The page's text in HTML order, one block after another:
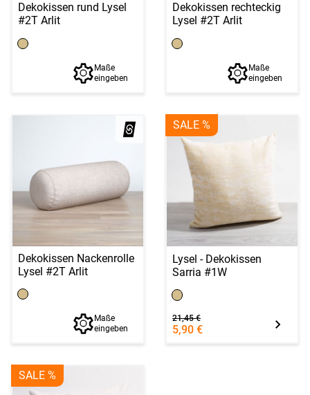
Dekokissen rund Lysel
#2T Arlit
Maße
eingeben
Dekokissen rechteckig
Lysel #2T Arlit
Maße
eingeben
Dekokissen Nackenrolle
Lysel #2T Arlit
Maße
eingeben
SALE %
Lysel - Dekokissen
Sarria #1W
21,45 €
5,90 €
SALE %